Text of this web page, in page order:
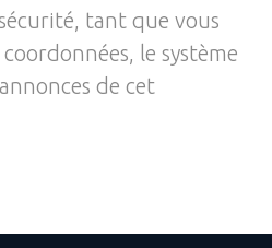
tant que vous
le système
de cet